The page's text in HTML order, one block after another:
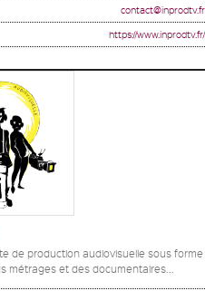
contact@inprodtv.fr
https://www.inprodtv.fr/
de production audiovisuelle sous forme
métrages et des documentaires...